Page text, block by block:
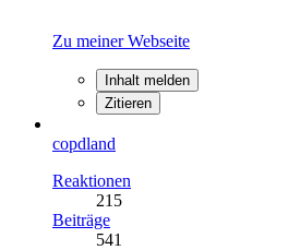
Zu meiner Webseite
Inhalt melden
Zitieren
copdland
Reaktionen
215
Beiträge
541